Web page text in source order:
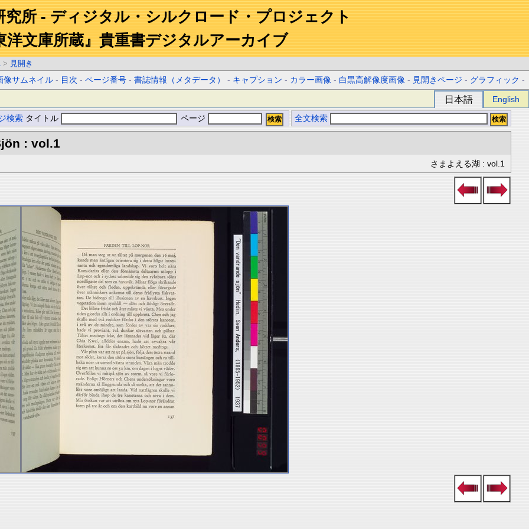
究所 - ディジタル・シルクロード・プロジェクト
洋文庫所蔵』貴重書デジタルアーカイブ
> 見開き
像サムネイル - 目次 -ページ番号 -書誌情報（メタデータ） - キャプション - カラー画像 - 白黒高解像度画像 - 見開きページ - グラフィック -
日本語 English
検索 タイトル ページ 全文検索
: vol.1
さまよえる湖 : vol.1